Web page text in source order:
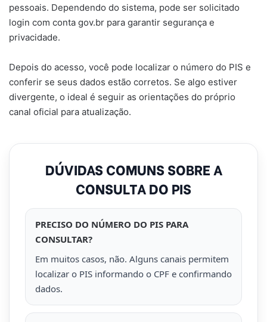
pessoais. Dependendo do sistema, pode ser solicitado
login com conta gov.br para garantir segurança e
privacidade.
Depois do acesso, você pode localizar o número do PIS e
conferir se seus dados estão corretos. Se algo estiver
divergente, o ideal é seguir as orientações do próprio
canal oficial para atualização.
DÚVIDAS COMUNS SOBRE A
CONSULTA DO PIS
PRECISO DO NÚMERO DO PIS PARA
CONSULTAR?
Em muitos casos, não. Alguns canais permitem
localizar o PIS informando o CPF e confirmando
dados.